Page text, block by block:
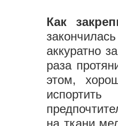
Как
аккуратно
раза
этом,
на ткани